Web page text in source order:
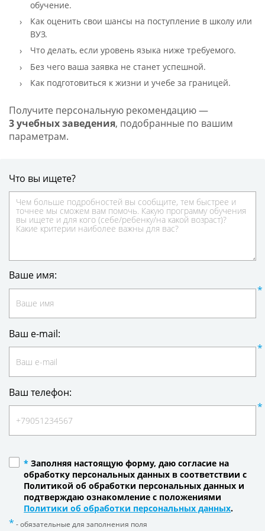
обучение.
Как оценить свои шансы на поступление в школу или
ВУЗ.
Что делать, если уровень языка ниже требуемого.
Без чего ваша заявка не станет успешной.
Как подготовиться к жизни и учебе за границей.
Получите персональную рекомендацию —
3 учебных заведения, подобранные по вашим
параметрам.
Что вы ищете?
Ваше имя:
Ваш e-mail:
Ваш телефон:
* Заполняя настоящую форму, даю согласие на
обработку персональных данных в соответствии с
Политикой об обработки персональных данных и
подтверждаю ознакомление с положениями
Политики об обработки персональных данных.
- обязательные для заполнения поля